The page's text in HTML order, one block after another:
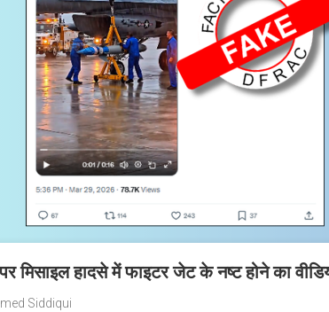
मिसाइल हादसे में फाइटर जेट के नष्ट होने का
Siddiqui